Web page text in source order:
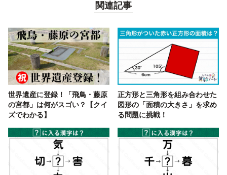
関連記事
世界遺産に登録！「飛鳥・藤原
の宮都」は何がスゴい？【クイ
ズでわかる】
正方形と三角形を組み合わせた
図形の「面積の大きさ」を求め
る問題に挑戦！